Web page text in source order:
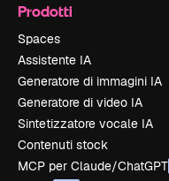
Prodotti
Spaces
Assistente IA
Generatore di immagini IA
Generatore di video IA
Sintetizzatore vocale IA
Contenuti stock
MCP per Claude/ChatGPT